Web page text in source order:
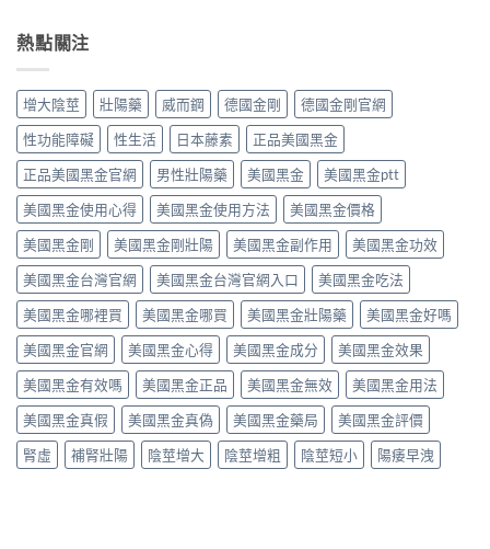
果
與
全
性
全
解
析〉
中
完
南〉
中
非
達
泊
西
汀
60mg，
硬
得
起
又
撐
得
久
的
完
整
指
南〉
中
南：
五
型
磷
酸
二
酯
酶
抑
制
劑
到
攝
護
腺
素
類
藥
物，
找
回
自
勁
（Priligy
泊
西
汀）
副
作
用
全
解
析：
常
見
輕
微
vs
罕
見
嚴
重，
用
藥
前
熱點關注
增大陰莖 壯陽藥 威而鋼 德國金剛
德國金剛官網
性功能障礙
性生活 日本藤素
正品美國黑金
正品美國黑金官網
男性壯陽藥 美國黑金
美國黑金ptt
美國黑金使用心得
美國黑金使用方法
美國黑金價格
美國黑金剛
美國黑金剛壯陽 美國黑金副作用
美國黑金功效
美國黑金台灣官網
美國黑金台灣官網入口
美國黑金吃法
美國黑金哪裡買
美國黑金哪買 美國黑金壯陽藥
美國黑金好嗎
美國黑金官網
美國黑金心得 美國黑金成分
美國黑金效果
美國黑金有效嗎
美國黑金正品 美國黑金無效
美國黑金用法
美國黑金真假
美國黑金真偽 美國黑金藥局
美國黑金評價
腎虛
補腎壯陽 陰莖增大 陰莖增粗 陰莖短小 陽痿早洩